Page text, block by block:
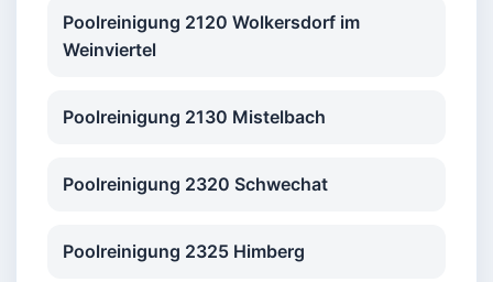
Poolreinigung 2120 Wolkersdorf im
Weinviertel
Poolreinigung 2130 Mistelbach
Poolreinigung 2320 Schwechat
Poolreinigung 2325 Himberg